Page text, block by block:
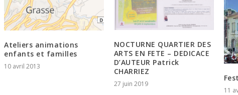
Ateliers animations
enfants et familles
10 avril 2013
NOCTURNE QUARTIER DES
ARTS EN FETE – DEDICACE
D’AUTEUR Patrick
CHARRIEZ
27 juin 2019
11